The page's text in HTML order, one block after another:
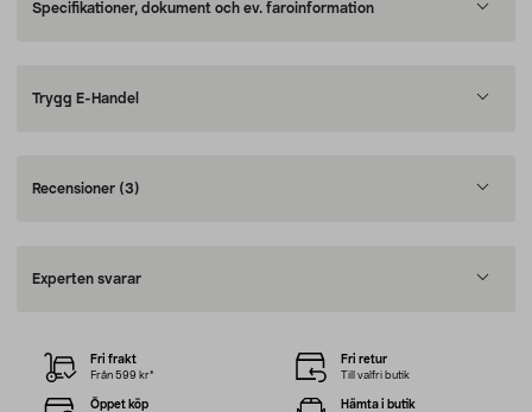
Specifikationer, dokument och ev. faroinformation
Trygg E-Handel
Recensioner (3)
Experten svarar
Fri frakt
Från 599 kr*
Fri retur
Till valfri butik
Öppet köp Hämta i butik